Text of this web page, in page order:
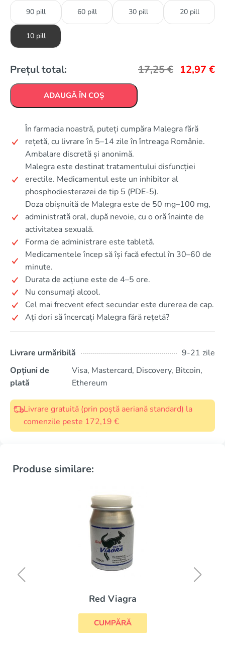
90 pill 60 pill 30 pill 20 pill
10 pill
Prețul total: 17,25€ 12,97 €
ADAUGĂ ÎN COȘ
În farmacia noastră, puteți cumpăra Malegra fără
rețetă, cu livrare în 5–14 zile în întreaga Românie.
Ambalare discretă și anonimă.
Malegra este destinat tratamentului disfuncției
erectile. Medicamentul este un inhibitor al
phosphodiesterazei de tip 5 (PDE-5).
Doza obișnuită de Malegra este de 50 mg–100 mg,
administrată oral, după nevoie, cu o oră înainte de
activitatea sexuală.
Forma de administrare este tabletă.
Medicamentele încep să își facă efectul în 30–60 de
minute.
Durata de acțiune este de 4–5 ore.
Nu consumați alcool.
Cel mai frecvent efect secundar este durerea de cap.
Ați dori să încercați Malegra fără rețetă?
Livrare urmăribilă
9-21 zile
Opțiuni de
plată
Visa, Mastercard, Discovery, Bitcoin,
Ethereum
Livrare gratuită (prin poștă aeriană standard) la
comenzile peste 172,19 €
Produse similare:
Red Viagra
CUMPĂRĂ